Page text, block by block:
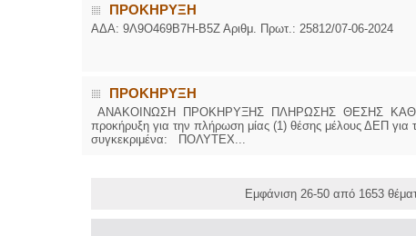
ΠΡΟΚΗΡΥΞΗ
ΑΔΑ: 9Λ9Ο469Β7Η-Β5Ζ Αριθμ. Πρωτ.: 25812/07-06-2024
ΠΡΟΚΗΡΥΞΗ
ΑΝΑΚΟΙΝΩΣΗ ΠΡΟΚΗΡΥΞΗΣ ΠΛΗΡΩΣΗΣ ΘΕΣΗΣ
προκήρυξη για την πλήρωση μίας (1) θέσης μέλους ΔΕΠ για
συγκεκριμένα: ΠΟΛΥΤΕΧ...
Εμφάνιση 26-50 από 1653